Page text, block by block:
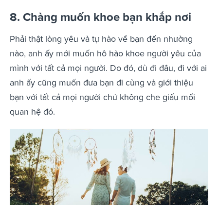
8. Chàng muốn khoe bạn khắp nơi
Phải thật lòng yêu và tự hào về bạn đến nhường
nào, anh ấy mới muốn hô hào khoe người yêu của
mình với tất cả mọi người. Do đó, dù đi đâu, đi với ai
anh ấy cũng muốn đưa bạn đi cùng và giới thiệu
bạn với tất cả mọi người chứ không che giấu mối
quan hệ đó.